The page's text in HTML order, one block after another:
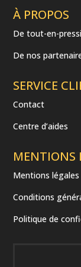
À PROPOS
De tout-en-
De nos
SERVICE
Contact
Centre d’aides
MENTIONS
Mentions légales
Conditions
Politique de